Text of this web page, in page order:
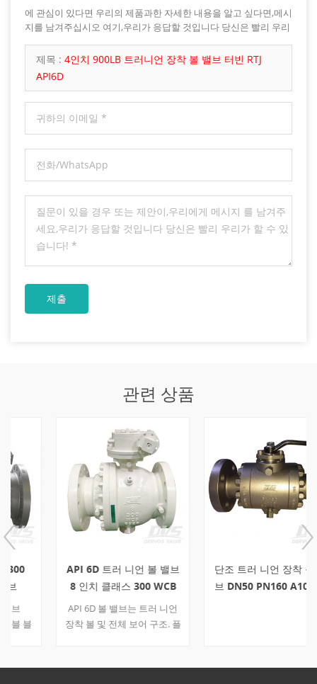
에 관심이 있다면 우리의 제품과한 자세한 내용을 알고 싶다면,메시
지를 남겨주십시오 여기,우리가 응답할 것입니다 당신은 빨리 우리
제목 : 4인치 900LB 트러니언 장착 볼 밸브 터빈 RTJ
API6D
관련 상품
API 6D 트러 니언 볼 밸브
8 인치 클래스 300 WCB
기어 박스
API 6D 볼 밸브는 트러 니언
장착 볼 및 전체 보어 구조. 플
력 및 8 인치 공칭 크기
단조 트러 니언 장착 볼 밸
브 DN50 PN160 A105 레